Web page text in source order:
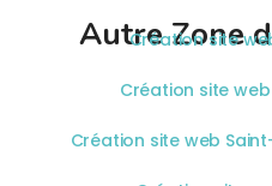
Autre Zone
Création site
Création site
Création site web